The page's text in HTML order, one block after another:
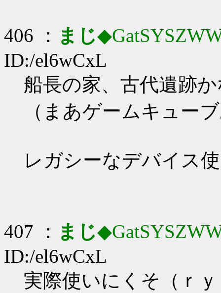
406 ： まじ
ID:/el6wCxL
船長の家、古代遺跡
（まあゲームキュー
レガシーなデバイス
407 ： まじ
ID:/el6wCxL
実際使いにくそ（ｒｙ